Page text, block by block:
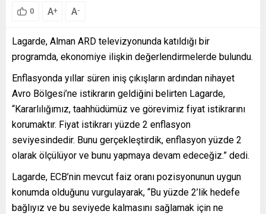
0 A+ A-
Lagarde, Alman ARD televizyonunda katıldığı bir
programda, ekonomiye ilişkin değerlendirmelerde bulundu.
Enflasyonda yıllar süren iniş çıkışların ardından nihayet
Avro Bölgesi’ne istikrarın geldiğini belirten Lagarde,
“Kararlılığımız, taahhüdümüz ve görevimiz fiyat istikrarını
korumaktır. Fiyat istikrarı yüzde 2 enflasyon
seviyesindedir. Bunu gerçekleştirdik, enflasyon yüzde 2
olarak ölçülüyor ve bunu yapmaya devam edeceğiz.” dedi.
Lagarde, ECB’nin mevcut faiz oranı pozisyonunun uygun
konumda olduğunu vurgulayarak, “Bu yüzde 2’lik hedefe
bağlıyız ve bu seviyede kalmasını sağlamak için ne